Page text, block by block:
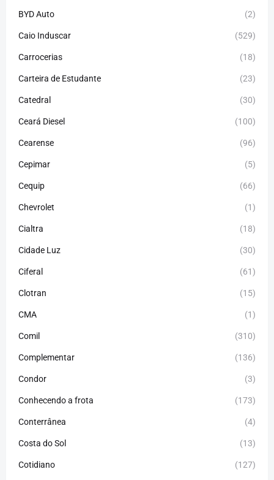
BYD Auto (2)
Caio Induscar (529)
Carrocerias (18)
Carteira de Estudante (23)
Catedral (30)
Ceará Diesel (100)
Cearense (96)
Cepimar (5)
Cequip (66)
Chevrolet (1)
Cialtra (18)
Cidade Luz (30)
Ciferal (61)
Clotran (15)
CMA (1)
Comil (310)
Complementar (136)
Condor (3)
Conhecendo a frota (173)
Conterrânea (4)
Costa do Sol (13)
Cotidiano (127)